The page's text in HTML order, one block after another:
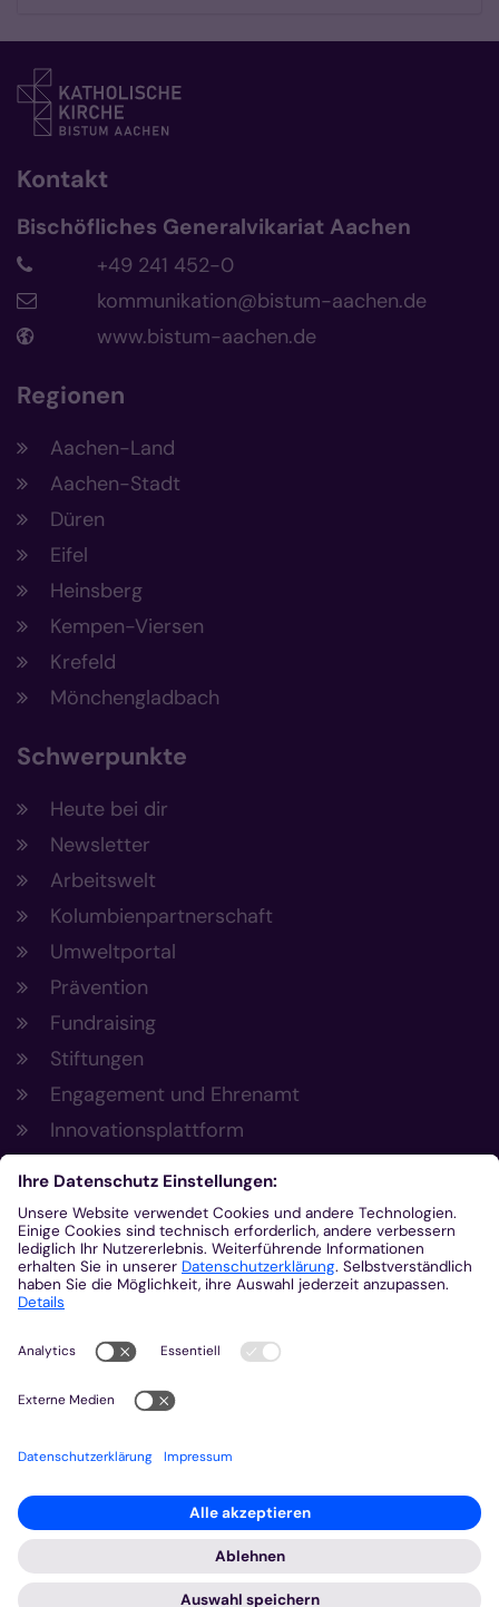
Kontakt
Bischöfliches Generalvikariat Aachen
+49 241 452-0
kommunikation@bistum-aachen.de
www.bistum-aachen.de
Regionen
Aachen-Land
Aachen-Stadt
Düren
Eifel
Heinsberg
Kempen-Viersen
Krefeld
Mönchengladbach
Schwerpunkte
Heute bei dir
Newsletter
Arbeitswelt
Kolumbienpartnerschaft
Umweltportal
Prävention
Fundraising
Stiftungen
Engagement und Ehrenamt
Innovationsplattform
Aus der Plattform
Nachrichten
Veranstaltungen
Gottesdienste
Stellenangebote
Kirchenzeitung
Rechtsdatenbank
Meldestelle gemäß Hinweisgeberschutzgesetz
2026 © Bistum Aachen
Impressum